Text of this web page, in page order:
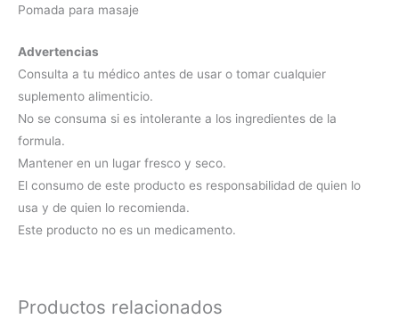
Pomada para masaje
Advertencias
Consulta a tu médico antes de usar o tomar cualquier
suplemento alimenticio.
No se consuma si es intolerante a los ingredientes de la
formula.
Mantener en un lugar fresco y seco.
El consumo de este producto es responsabilidad de quien lo
usa y de quien lo recomienda.
Este producto no es un medicamento.
Productos relacionados